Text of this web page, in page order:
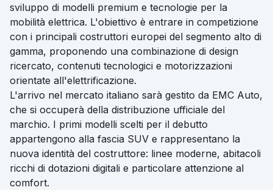
sviluppo di modelli premium e tecnologie per la
mobilità elettrica. L'obiettivo è entrare in competizione
con i principali costruttori europei del segmento alto di
gamma, proponendo una combinazione di design
ricercato, contenuti tecnologici e motorizzazioni
orientate all'elettrificazione.
L'arrivo nel mercato italiano sarà gestito da EMC Auto,
che si occuperà della distribuzione ufficiale del
marchio. I primi modelli scelti per il debutto
appartengono alla fascia SUV e rappresentano la
nuova identità del costruttore: linee moderne, abitacoli
ricchi di dotazioni digitali e particolare attenzione al
comfort.